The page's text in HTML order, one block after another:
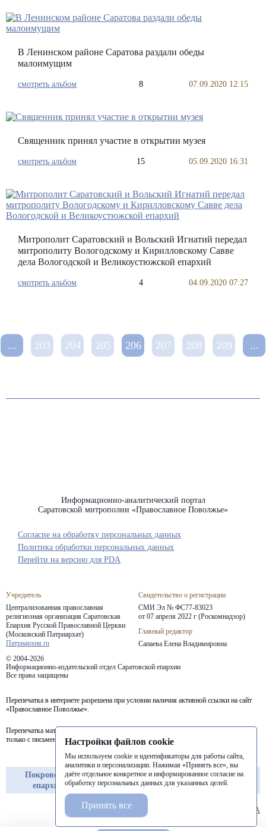
В Ленинском районе Саратова раздали обеды
малоимущим
смотреть альбом 8 07.09.2020 12:15
Священник принял участие в открытии музея
смотреть альбом 15 05.09.2020 16:31
Митрополит Саратовский и Вольский Игнатий передал
митрополиту Вологодскому и Кирилловскому Савве
дела Вологодской и Великоустюжской епархий
смотреть альбом 4 04.09.2020 07:27
... 203 204 205 206 207 208 209 ...
Информационно-аналитический портал
Саратовской митрополии «Православное Поволжье»
Учредитель
Централизованная православная
религиозная организация Саратовская
Епархия Русской Православной Церкви
(Московский Патриархат)
Патриархия.ru
Свидетельство о регистрации
СМИ Эл № ФС77-83023
от 07 апреля 2022 г (Роскомнадзор)
Главный редактор
Сапаева Елена Владимировна
© 2004-2026
Информационно-издательский отдел Саратовской епархии
Все права защищены
Согласие на обработку персональных данных
Политика обработки персональных данных
Перепечатка в интернете разрешена при условии наличия активной ссылки на сайт
«Православное Поволжье».
Перепечатка материалов портала в печатных изданиях (книгах, прессе) возможна
только с письменного разрешения редакции.
Покровская
епархия
Балашовская
епархия
Балаковская
епархия
Перейти на версию для PDA
Настройки файлов cookie
Мы используем cookie и идентификаторы для работы сайта,
аналитики и персонализации. Нажимая «Принять все», вы
даёте отдельное конкретное и информированное согласие на
обработку персональных данных для указанных целей.
Принять все